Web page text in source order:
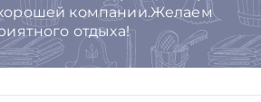
компании.Желаем
отдыха!